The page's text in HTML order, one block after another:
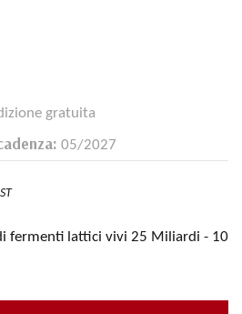
gratuita
05/2027
fermenti lattici vivi 25 Miliardi - 10